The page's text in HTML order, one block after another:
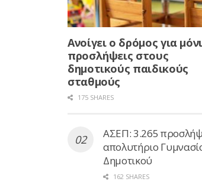
Ανοίγει ο δρόμος για
προσλήψεις στους
δημοτικούς παιδικούς
σταθμούς
175 SHARES
ΑΣΕΠ: 3.265
απολυτήριο
Δημοτικού
162 SHARES